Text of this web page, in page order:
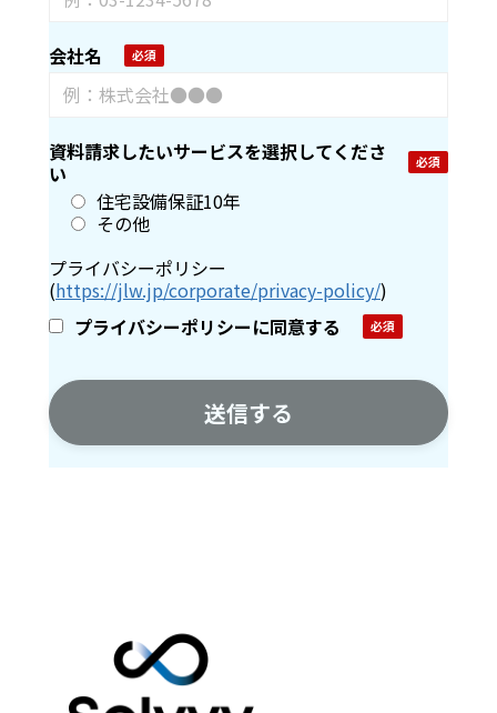
会社名
資料請求したいサービスを選択してくださ
い
住宅設備保証10年
その他
プライバシーポリシー
(https://jlw.jp/corporate/privacy-policy/)
プライバシーポリシーに同意する